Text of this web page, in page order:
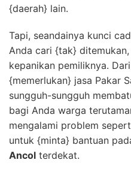
{daerah} lain.
Tapi, seandainya kunci
Anda cari {tak}
kepanikan pemiliknya.
{memerlukan} jasa Pakar
sungguh-sungguh
bagi Anda warga
mengalami problem
untuk {minta} bantuan
Ancol terdekat.